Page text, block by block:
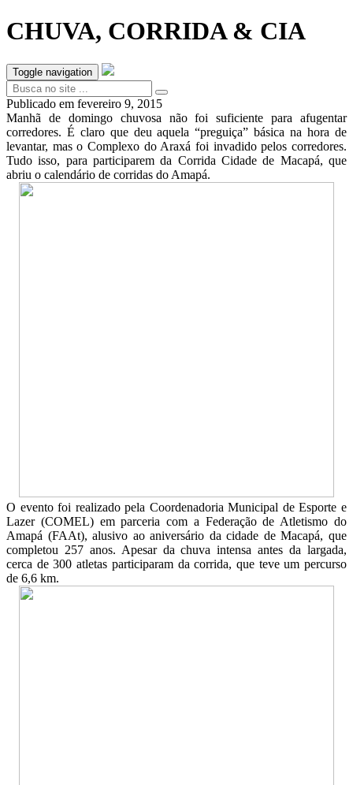
CHUVA, CORRIDA & CIA
Toggle navigation
Publicado em fevereiro 9, 2015
Manhã de domingo chuvosa não foi suficiente para afugentar
corredores. É claro que deu aquela “preguiça” básica na hora de
levantar, mas o Complexo do Araxá foi invadido pelos corredores.
Tudo isso, para participarem da Corrida Cidade de Macapá, que
abriu o calendário de corridas do Amapá.
O evento foi realizado pela Coordenadoria Municipal de Esporte e
Lazer (COMEL) em parceria com a Federação de Atletismo do
Amapá (FAAt), alusivo ao aniversário da cidade de Macapá, que
completou 257 anos. Apesar da chuva intensa antes da largada,
cerca de 300 atletas participaram da corrida, que teve um percurso
de 6,6 km.